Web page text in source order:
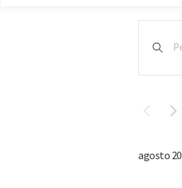
de
Eventos
chave.
agosto